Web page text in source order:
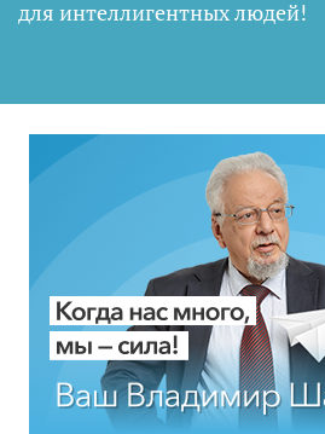
для интеллигентных людей!